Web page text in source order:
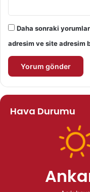
Daha sonraki
adresim ve site adresim
Hava Durumu